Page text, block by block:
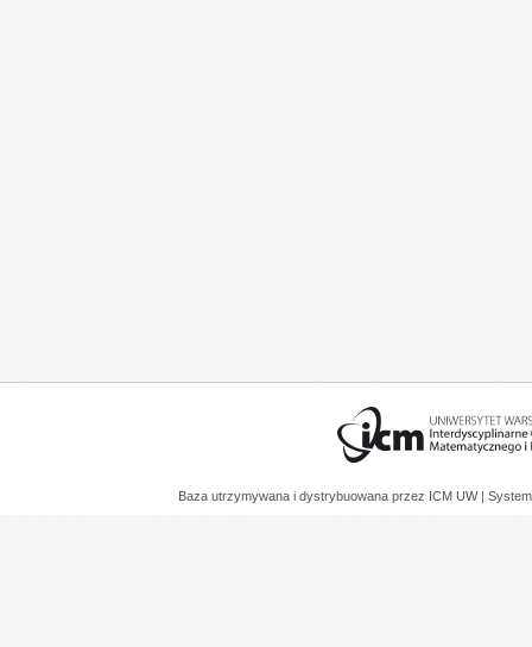
Baza utrzymywana i dystrybuowana przez ICM UW |